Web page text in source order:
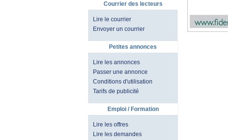
Courrier des lecteurs
Lire le courrier
Envoyer un courrier
Petites annonces
Lire les annonces
Passer une annonce
Conditions d'utilisation
Tarifs de publicité
Emploi / Formation
Lire les offres
Lire les demandes